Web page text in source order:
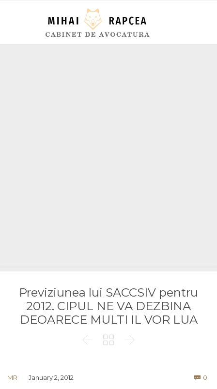
Previziunea lui SACCSIV pentru
2012. CIPUL NE VA DEZBINA
DEOARECE MULTI IL VOR LUA
  
MR January 2, 2012  0